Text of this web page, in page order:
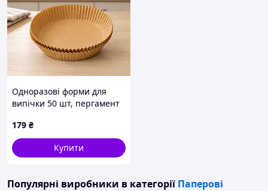
Одноразові форми для
випічки 50 шт, пергамент
для аерофритюрниці
179 ₴
Купити
Популярні виробники в категорії Паперові